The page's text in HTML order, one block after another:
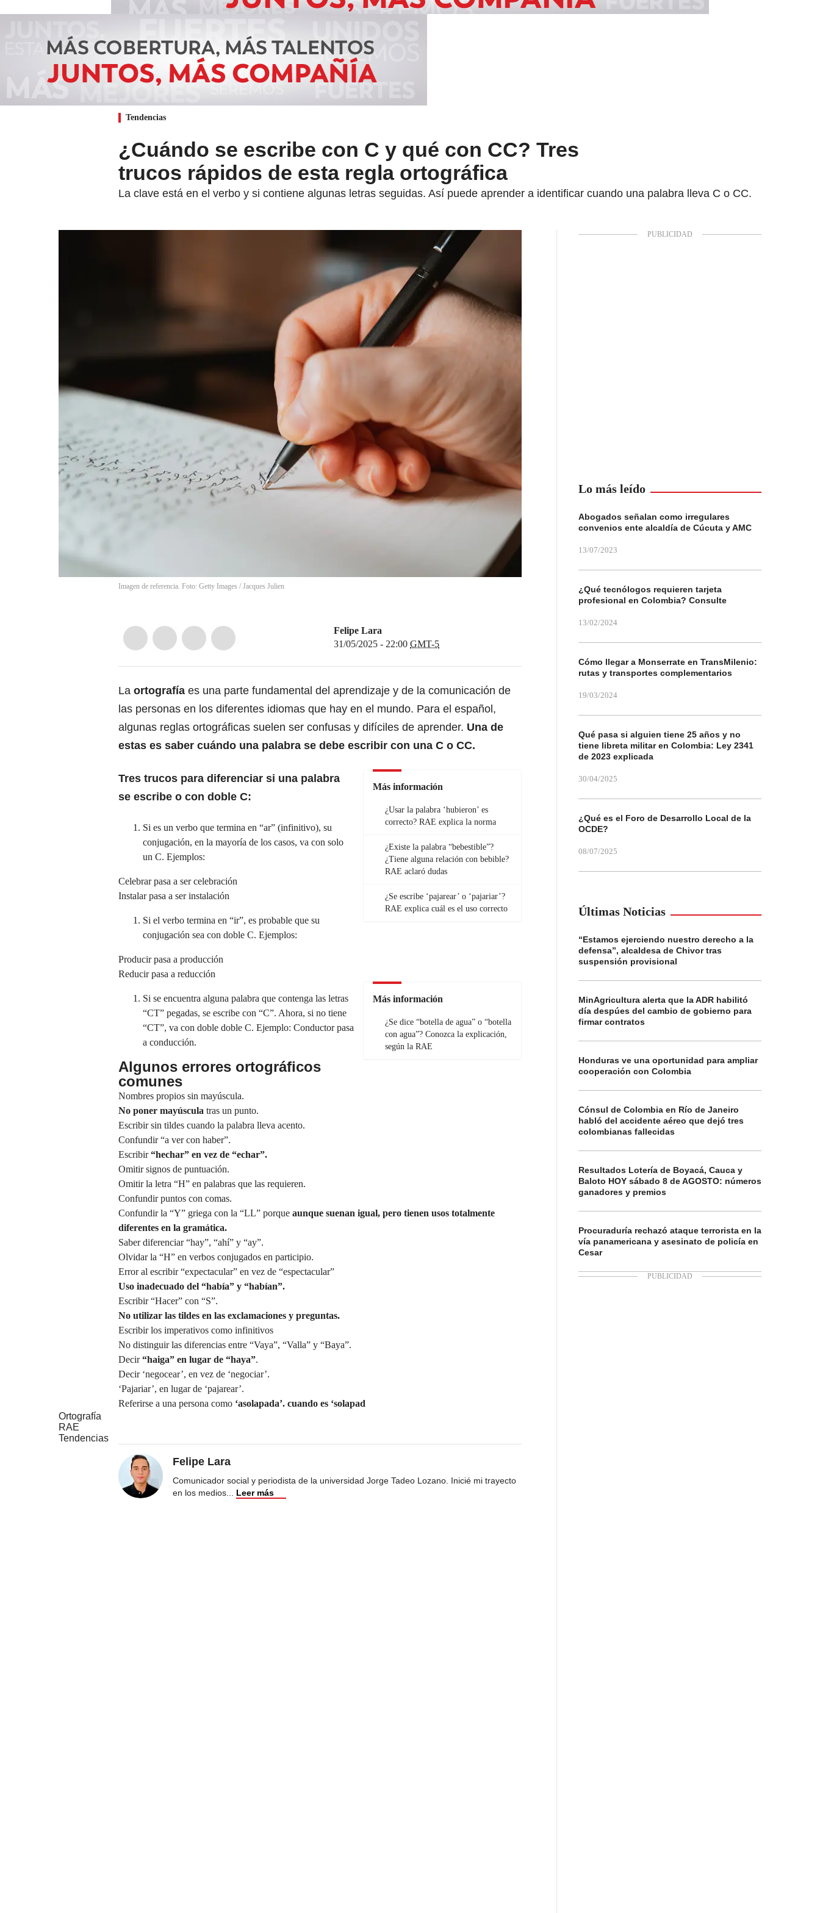
Tendencias
¿Cuándo se escribe con C y qué con CC? Tres
trucos rápidos de esta regla ortográfica
La clave está en el verbo y si contiene algunas letras seguidas. Así puede aprender a identificar cuando una palabra lleva C o CC.
Imagen de referencia. Foto: Getty Images / Jacques Julien
Felipe Lara
31/05/2025 - 22:00 GMT-5
La ortografía es una parte fundamental del aprendizaje y de la comunicación de
las personas en los diferentes idiomas que hay en el mundo. Para el español,
algunas reglas ortográficas suelen ser confusas y difíciles de aprender. Una de
estas es saber cuándo una palabra se debe escribir con una C o CC.
Más información
¿Usar la palabra ‘hubieron’ es
correcto? RAE explica la norma
¿Existe la palabra “bebestible”?
¿Tiene alguna relación con bebible?
RAE aclaró dudas
¿Se escribe ‘pajarear’ o ‘pajariar’?
RAE explica cuál es el uso correcto
Tres trucos para diferenciar si una palabra
se escribe o con doble C:
Si es un verbo que termina en “ar” (infinitivo), su
conjugación, en la mayoría de los casos, va con solo
un C. Ejemplos:
Celebrar pasa a ser celebración
Instalar pasa a ser instalación
Si el verbo termina en “ir”, es probable que su
conjugación sea con doble C. Ejemplos:
Producir pasa a producción
Reducir pasa a reducción
Más información
¿Se dice “botella de agua” o “botella
con agua”? Conozca la explicación,
según la RAE
Si se encuentra alguna palabra que contenga las letras
“CT” pegadas, se escribe con “C”. Ahora, si no tiene
“CT”, va con doble doble C. Ejemplo: Conductor pasa
a conducción.
Algunos errores ortográficos
comunes
Nombres propios sin mayúscula.
No poner mayúscula tras un punto.
Escribir sin tildes cuando la palabra lleva acento.
Confundir “a ver con haber”.
Escribir“hechar” en vez de “echar”.
Omitir signos de puntuación.
Omitir la letra “H” en palabras que las requieren.
Confundir puntos con comas.
Confundir la “Y” griega con la “LL” porque aunque suenan igual, pero tienen usos totalmente
diferentes en la gramática.
Saber diferenciar “hay”, “ahí” y “ay”.
Olvidar la “H” en verbos conjugados en participio.
Error al escribir “expectacular” en vez de “espectacular”
Uso inadecuado del “había” y “habían”.
Escribir “Hacer” con “S”.
No utilizar las tildes en las exclamaciones y preguntas.
Escribir los imperativos como infinitivos
No distinguir las diferencias entre “Vaya”, “Valla” y “Baya”.
Decir“haiga” en lugar de “haya”.
Decir ‘negocear’, en vez de ‘negociar’.
‘Pajariar’, en lugar de ‘pajarear’.
Referirse a una persona como ‘asolapada’. cuando es ‘solapad
Ortografía
RAE
Tendencias
Felipe Lara
Comunicador social y periodista de la universidad Jorge Tadeo Lozano. Inicié mi trayecto
en los medios... Leer más
Lo más leído
Abogados señalan como irregulares
convenios ente alcaldía de Cúcuta y AMC
13/07/2023
¿Qué tecnólogos requieren tarjeta
profesional en Colombia? Consulte
13/02/2024
Cómo llegar a Monserrate en TransMilenio:
rutas y transportes complementarios
19/03/2024
Qué pasa si alguien tiene 25 años y no
tiene libreta militar en Colombia: Ley 2341
de 2023 explicada
30/04/2025
¿Qué es el Foro de Desarrollo Local de la
OCDE?
08/07/2025
Últimas Noticias
“Estamos ejerciendo nuestro derecho a la
defensa”, alcaldesa de Chivor tras
suspensión provisional
MinAgricultura alerta que la ADR habilitó
día despúes del cambio de gobierno para
firmar contratos
Honduras ve una oportunidad para ampliar
cooperación con Colombia
Cónsul de Colombia en Río de Janeiro
habló del accidente aéreo que dejó tres
colombianas fallecidas
Resultados Lotería de Boyacá, Cauca y
Baloto HOY sábado 8 de AGOSTO: números
ganadores y premios
Procuraduría rechazó ataque terrorista en la
vía panamericana y asesinato de policía en
Cesar